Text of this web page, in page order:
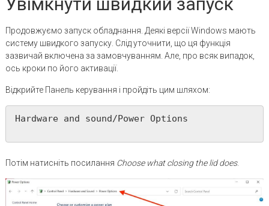
Продовжуємо запуск обладнання. Деякі версії Windows мають
систему швидкого запуску. Слід уточнити, що ця функція
зазвичай включена за замовчуванням. Але, про всяк випадок,
ось кроки по його активації.
Відкрийте Панель керування і пройдіть цим шляхом:
Hardware and sound/Power Options
Потім натисніть посилання Choose what closing the lid does.